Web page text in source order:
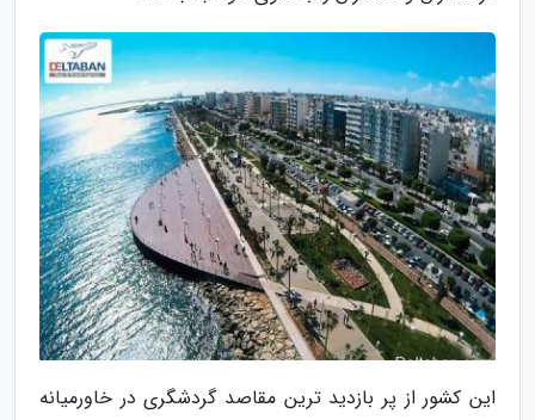
این کشور از پر بازدید ترین مقاصد گردشگری در خاورمیانه